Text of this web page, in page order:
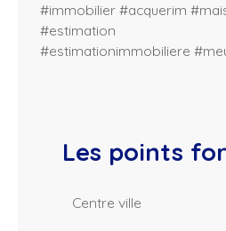
#immobilier #acquerim
#estimation
#estimationimmobiliere
Les points
Centre ville